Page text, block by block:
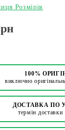
Розмірів
100%
виключно
ДОСТАВКА ПО
термін доставки